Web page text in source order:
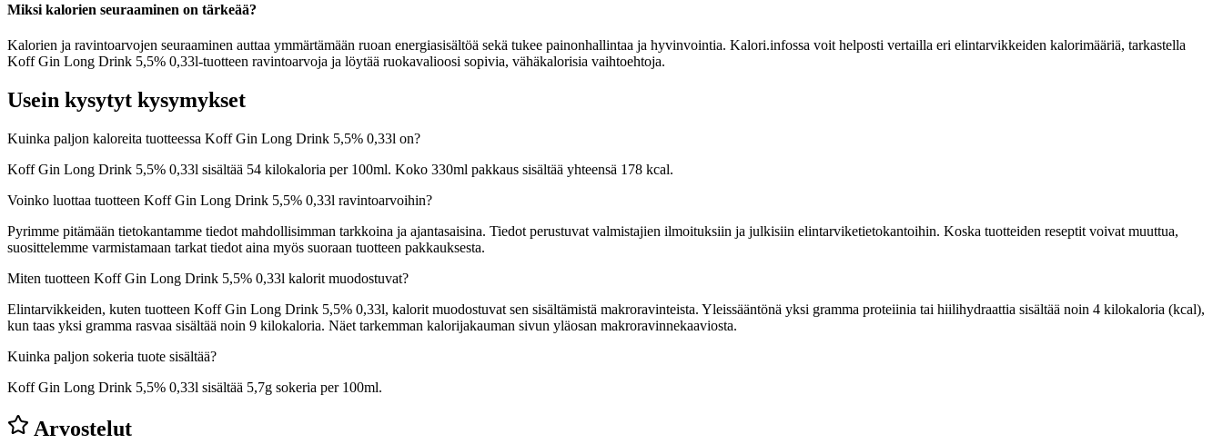
Miksi kalorien seuraaminen on tärkeää?
Kalorien ja ravintoarvojen seuraaminen auttaa ymmärtämään ruoan energiasisältöä sekä tukee painonhallintaa ja hyvinvointia. Kalori.infossa voit helposti vertailla eri elintarvikkeiden kalorimääriä, tarkastella
Koff Gin Long Drink 5,5% 0,33l-tuotteen ravintoarvoja ja löytää ruokavalioosi sopivia, vähäkalorisia vaihtoehtoja.
Usein kysytyt kysymykset
Kuinka paljon kaloreita tuotteessa Koff Gin Long Drink 5,5% 0,33l on?
Koff Gin Long Drink 5,5% 0,33l sisältää 54 kilokaloria per 100ml. Koko 330ml pakkaus sisältää yhteensä 178 kcal.
Voinko luottaa tuotteen Koff Gin Long Drink 5,5% 0,33l ravintoarvoihin?
Pyrimme pitämään tietokantamme tiedot mahdollisimman tarkkoina ja ajantasaisina. Tiedot perustuvat valmistajien ilmoituksiin ja julkisiin elintarviketietokantoihin. Koska tuotteiden reseptit voivat muuttua,
suosittelemme varmistamaan tarkat tiedot aina myös suoraan tuotteen pakkauksesta.
Miten tuotteen Koff Gin Long Drink 5,5% 0,33l kalorit muodostuvat?
Elintarvikkeiden, kuten tuotteen Koff Gin Long Drink 5,5% 0,33l, kalorit muodostuvat sen sisältämistä makroravinteista. Yleissääntönä yksi gramma proteiinia tai hiilihydraattia sisältää noin 4 kilokaloria (kcal),
kun taas yksi gramma rasvaa sisältää noin 9 kilokaloria. Näet tarkemman kalorijakauman sivun yläosan makroravinnekaaviosta.
Kuinka paljon sokeria tuote sisältää?
Koff Gin Long Drink 5,5% 0,33l sisältää 5,7g sokeria per 100ml.
Arvostelut